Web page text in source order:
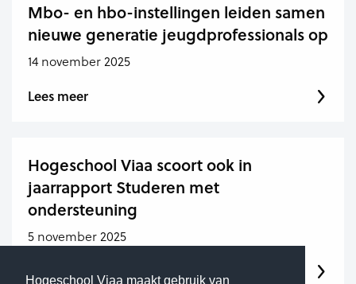
Hogeschool Viaa maakt gebruik van
Mbo- en hbo-instellingen leiden samen
nieuwe generatie jeugdprofessionals op
14 november 2025
Lees meer
Hogeschool Viaa scoort ook in
jaarrapport Studeren met
ondersteuning
5 november 2025
Lees meer